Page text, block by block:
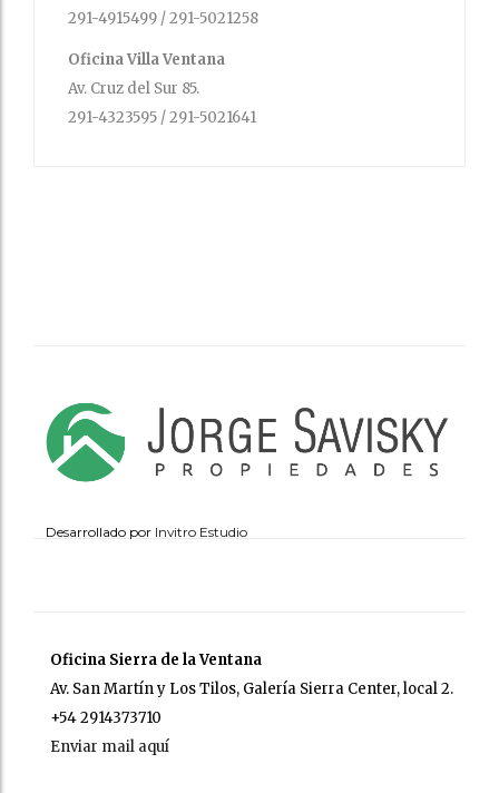
291-4915499 / 291-5021258
Oficina Villa Ventana
Av. Cruz del Sur 85.
291-4323595 / 291-5021641
Desarrollado por Invitro Estudio
Oficina Sierra de la Ventana
Av. San Martín y Los Tilos, Galería Sierra Center, local 2.
+54 2914373710
Enviar mail aquí